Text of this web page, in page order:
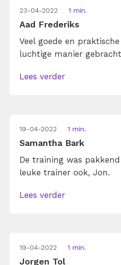
23-04-2022 1 min.
Aad Frederiks
Veel goede en
luchtige manier
Lees verder
19-04-2022 1 min.
Samantha Bark
De training was
leuke trainer ook, Jon.
Lees verder
19-04-2022 1 min.
Jorgen Tol